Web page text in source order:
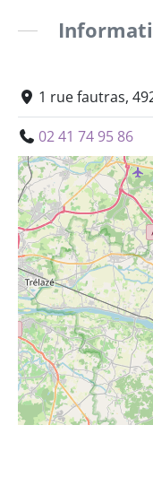
1 rue fautras,
02 41 74 95 86